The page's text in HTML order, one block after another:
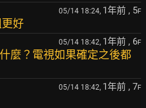
05/14 18:24, 1年前 , 5F
好
05/14 18:42, 1年前 , 6F
麼？電視如果確定之後都
05/14 18:42, 1年前 , 7F